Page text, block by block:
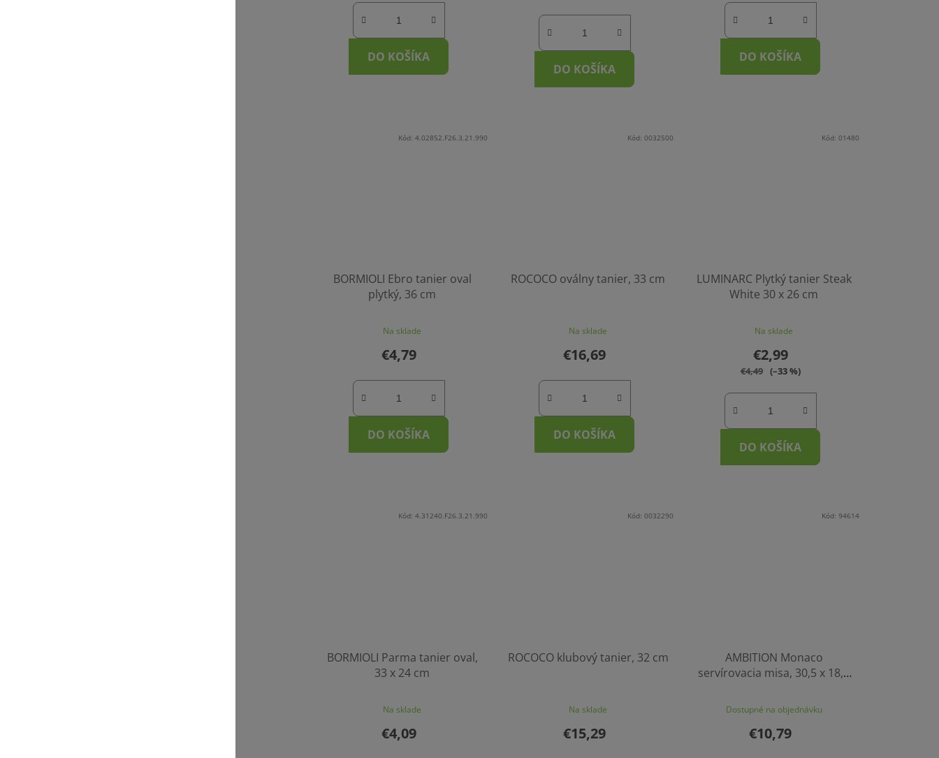
DO KOŠÍKA
DO KOŠÍKA
DO KOŠÍKA
BORMIOLI Ebro tanier oval
plytký, 36 cm
Na sklade
€4,79
DO KOŠÍKA
Kód: 4.02852.F26.3.21.990
ROCOCO oválny tanier, 33 cm
Na sklade
€16,69
DO KOŠÍKA
Kód: 0032500
LUMINARC Plytký tanier Steak
White 30 x 26 cm
Na sklade
€2,99
€4,49 (–33 %)
DO KOŠÍKA
Kód: 01480
BORMIOLI Parma tanier oval,
33 x 24 cm
Na sklade
€4,09
Kód: 4.31240.F26.3.21.990
ROCOCO klubový tanier, 32 cm
Na sklade
€15,29
Kód: 0032290
AMBITION Monaco
servírovacia misa, 30,5 x 18,9
Dostupné na objednávku
€10,79
Kód: 94614